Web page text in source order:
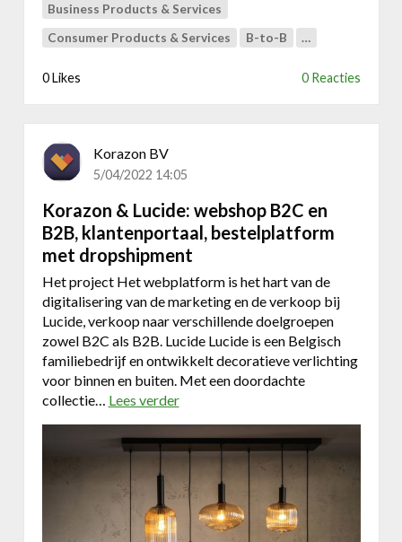
D
i
l
a
o
r
m
Business Products & Services
Consumer Products & Services B-to-B …
0 Likes 0 Reacties
Korazon BV
5/04/2022 14:05
Korazon & Lucide: webshop B2C en
B2B, klantenportaal, bestelplatform
met dropshipment
Het project Het webplatform is het hart van de
digitalisering van de marketing en de verkoop bij
Lucide, verkoop naar verschillende doelgroepen
zowel B2C als B2B. Lucide Lucide is een Belgisch
familiebedrijf en ontwikkelt decoratieve verlichting
voor binnen en buiten. Met een doordachte
collectie… Lees verdero
e
K
o
a